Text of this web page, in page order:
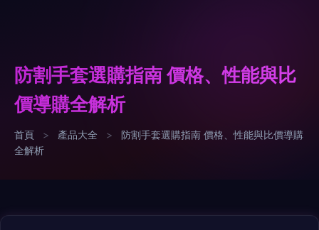
防割手套選購指南 價格、性能與比
價導購全解析
首頁 > 產品大全 >
防割手套選購指南 價格、性能與比價導購
全解析